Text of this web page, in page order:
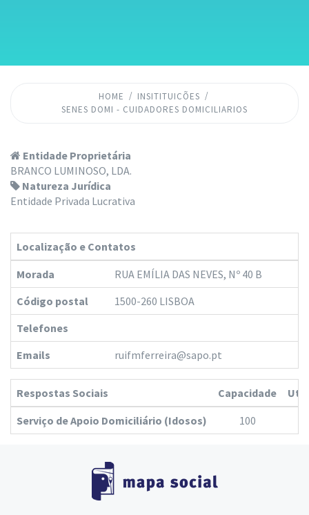
HOME
INSITITUICÕES
SENES DOMI - CUIDADORES DOMICILIARIOS
Entidade Proprietária
BRANCO LUMINOSO, LDA.
Natureza Jurídica
Entidade Privada Lucrativa
Localização e Contatos
Morada
RUA EMÍLIA DAS NEVES, Nº 40 B
Código postal
1500-260 LISBOA
Telefones
Emails
ruifmferreira@sapo.pt
Respostas Sociais Capacidade
Serviço de Apoio Domiciliário (Idosos)
100